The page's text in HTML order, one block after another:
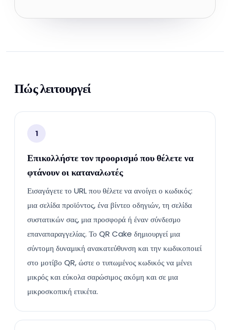
Πώς λειτουργεί
1
Επικολλήστε τον προορισμό που θέλετε να
φτάνουν οι καταναλωτές
Εισαγάγετε το URL που θέλετε να ανοίγει ο κωδικός:
μια σελίδα προϊόντος, ένα βίντεο οδηγιών, τη σελίδα
συστατικών σας, μια προσφορά ή έναν σύνδεσμο
επαναπαραγγελίας. Το QR Cake δημιουργεί μια
σύντομη δυναμική ανακατεύθυνση και την κωδικοποιεί
στο μοτίβο QR, ώστε ο τυπωμένος κωδικός να μένει
μικρός και εύκολα σαρώσιμος ακόμη και σε μια
μικροσκοπική ετικέτα.